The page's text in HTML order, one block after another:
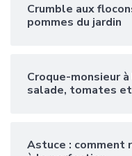
Crumble aux
pommes du jardin
Croque-monsieur
salade, tomates
Astuce : comment